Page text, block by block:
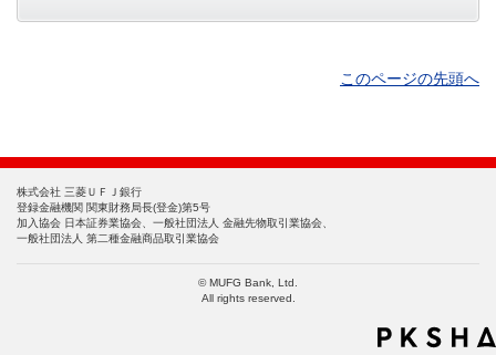
このページの先頭へ
株式会社 三菱ＵＦＪ銀行
登録金融機関 関東財務局長(登金)第5号
加入協会 日本証券業協会、一般社団法人 金融先物取引業協会、
一般社団法人 第二種金融商品取引業協会
© MUFG Bank, Ltd.
All rights reserved.